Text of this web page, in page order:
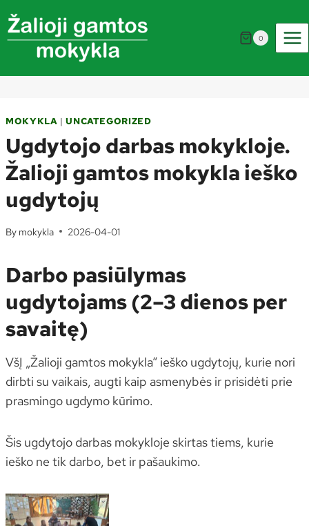
to
content
0
MOKYKLA |UNCATEGORIZED
Ugdytojo darbas mokykloje.
Žalioji gamtos mokykla ieško
ugdytojų
By mokykla 2026-04-01
Darbo pasiūlymas
ugdytojams (2–3 dienos per
savaitę)
VšĮ „Žalioji gamtos mokykla“ ieško ugdytojų, kurie nori
dirbti su vaikais, augti kaip asmenybės ir prisidėti prie
prasmingo ugdymo kūrimo.
Šis ugdytojo darbas mokykloje skirtas tiems, kurie
ieško ne tik darbo, bet ir pašaukimo.